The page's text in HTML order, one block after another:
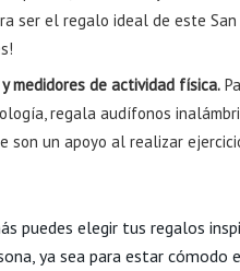
ser el regalo ideal de este San
medidores de actividad física.
regala audífonos
son un apoyo al realizar
puedes elegir tus regalos
ya sea para estar cómodo